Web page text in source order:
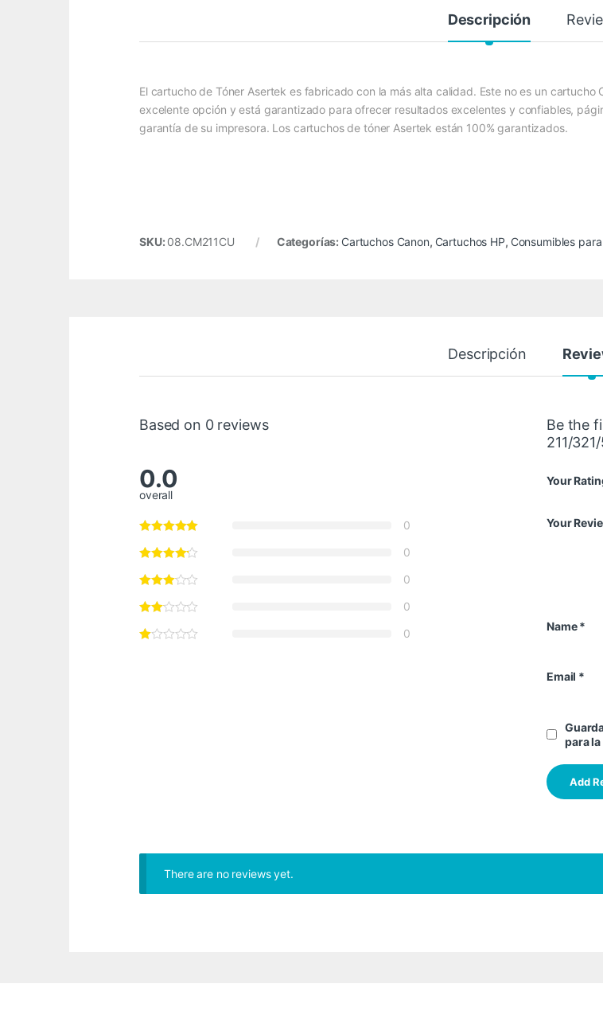
Descripción
El cartucho de Tóner Asertek es fabricado con la más alta calidad. Este no es un
excelente opción y está garantizado para ofrecer resultados excelentes y confiables,
garantía de su impresora. Los cartuchos de tóner Asertek están 100% garantizados.
SKU: 08.CM211CU Categorías: Cartuchos Canon, Cartuchos HP, Consumibles
Descripción
Based on 0 reviews
0.0
overall
0
0
0
0
0
Be the
211/
Your
Your
Name*
Email *
para
There are no reviews yet.